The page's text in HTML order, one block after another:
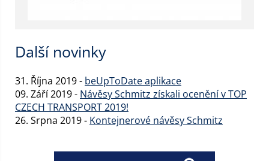
Další novinky
31. Října 2019 - beUpToDate aplikace
09. Září 2019 - Návěsy Schmitz získali ocenění v TOP
CZECH TRANSPORT 2019!
26. Srpna 2019 - Kontejnerové návěsy Schmitz